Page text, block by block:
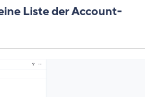
Liste der Account-